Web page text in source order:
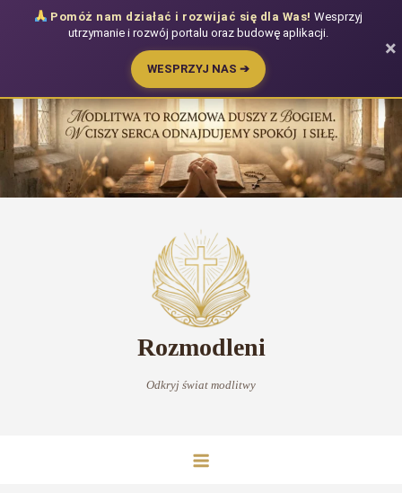
do
treści
Rozmodleni
Odkryj świat modlitwy
Pomóż nam działać i rozwijać się dla Was! Wesprzyj
utrzymanie i rozwój portalu oraz budowę aplikacji.
WESPRZYJ NAS ➔
×